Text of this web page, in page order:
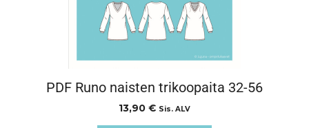
PDF Runo naisten trikoopaita 32-56
13,90 € Sis. ALV